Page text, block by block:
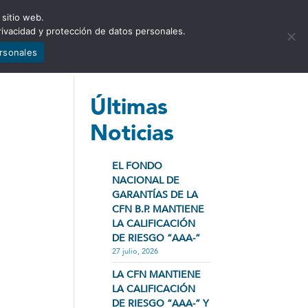
NOTICIAS CONTÁCTENOS
Últimas
Noticias
EL FONDO
NACIONAL DE
GARANTÍAS DE LA
CFN B.P. MANTIENE
LA CALIFICACIÓN
DE RIESGO “AAA-”
27 julio, 2026
LA CFN MANTIENE
LA CALIFICACIÓN
DE RIESGO “AAA-” Y
sitio web.
y protección de datos personales.